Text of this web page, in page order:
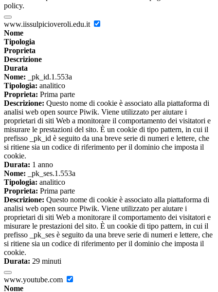
policy.
www.iissulpicioveroli.edu.it
Nome
Tipologia
Proprieta
Descrizione
Durata
Nome: _pk_id.1.553a
Tipologia: analitico
Proprieta: Prima parte
Descrizione: Questo nome di cookie è associato alla piattaforma di
analisi web open source Piwik. Viene utilizzato per aiutare i
proprietari di siti Web a monitorare il comportamento dei visitatori e
misurare le prestazioni del sito. È un cookie di tipo pattern, in cui il
prefisso _pk_id è seguito da una breve serie di numeri e lettere, che
si ritiene sia un codice di riferimento per il dominio che imposta il
cookie.
Durata: 1 anno
Nome: _pk_ses.1.553a
Tipologia: analitico
Proprieta: Prima parte
Descrizione: Questo nome di cookie è associato alla piattaforma di
analisi web open source Piwik. Viene utilizzato per aiutare i
proprietari di siti Web a monitorare il comportamento dei visitatori e
misurare le prestazioni del sito. È un cookie di tipo pattern, in cui il
prefisso _pk_ses è seguito da una breve serie di numeri e lettere, che
si ritiene sia un codice di riferimento per il dominio che imposta il
cookie.
Durata: 29 minuti
www.youtube.com
Nome